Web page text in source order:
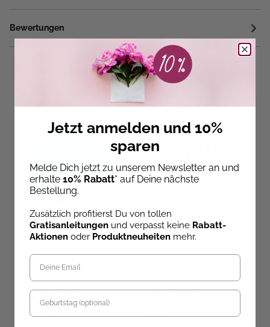
Bewertungen
Ähnliche Produkte
Häkelspaß mit Peppa
19,99 €
Jetzt anmelden und 10%
sparen
Melde Dich jetzt zu unserem Newsletter an und
erhalte 10% Rabatt* auf Deine nächste
Bestellung.
Zusätzlich profitierst Du von tollen
Gratisanleitungen und verpasst keine Rabatt-
Aktionen oder Produktneuheiten mehr.
Geburtstag